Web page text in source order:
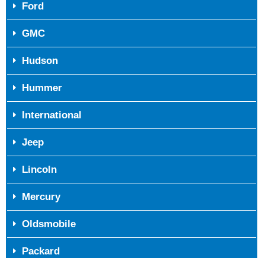
Ford
GMC
Hudson
Hummer
International
Jeep
Lincoln
Mercury
Oldsmobile
Packard